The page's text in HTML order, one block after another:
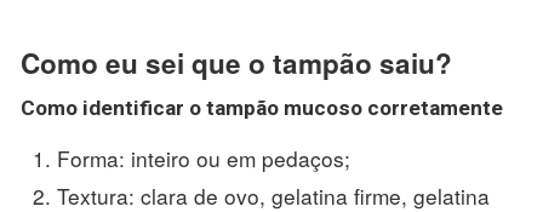
Como eu sei que o tampão saiu?
Como identificar o tampão mucoso corretamente
Forma: inteiro ou em pedaços;
Textura: clara de ovo, gelatina firme, gelatina